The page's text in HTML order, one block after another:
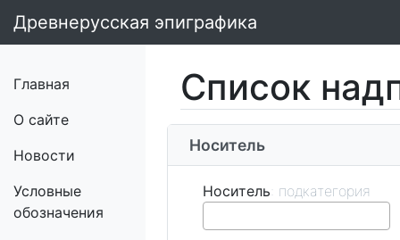
Древнерусская эпиграфика
Главная
О сайте
Новости
Условные
обозначения
Список
Носитель
Носитель